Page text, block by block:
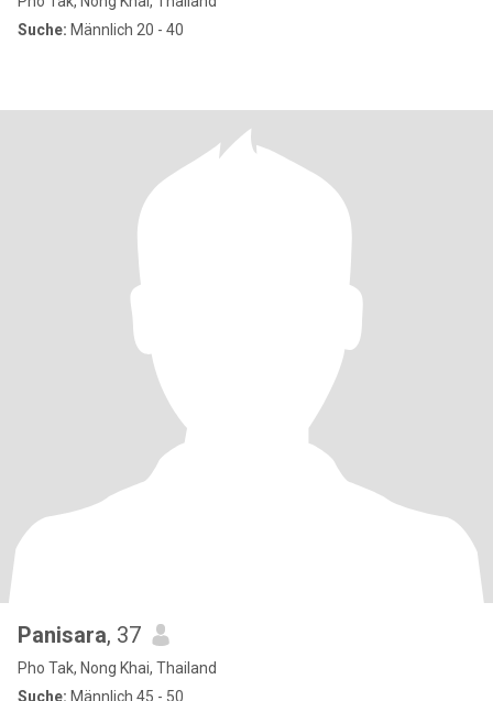
Suche: Männlich 20 - 40
Panisara, 37
Pho Tak, Nong Khai, Thailand
Suche: Männlich 45 - 50